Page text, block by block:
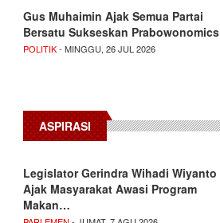
Gus Muhaimin Ajak Semua Partai
Bersatu Sukseskan Prabowonomics
POLITIK- MINGGU, 26 JUL 2026
ASPIRASI
Legislator Gerindra Wihadi Wiyanto
Ajak Masyarakat Awasi Program
Makan…